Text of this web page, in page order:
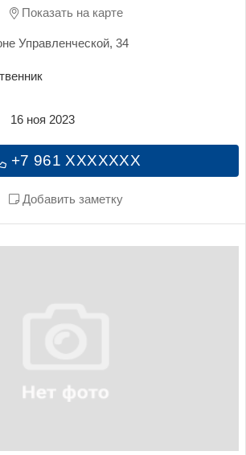
Показать на карте
Управленческой, 34
+7 961 XXXXXXX
Добавить заметку
16 ноя 2023